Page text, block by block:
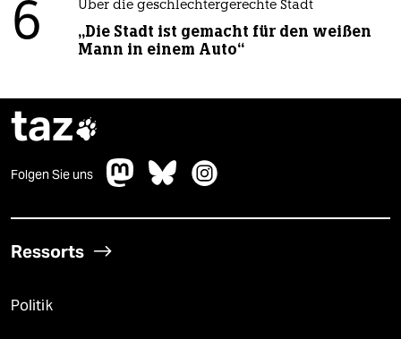
6 Über die geschlechtergerechte Stadt
„Die Stadt ist gemacht für den weißen
Mann in einem Auto“
taz
Folgen Sie uns
Ressorts
Politik